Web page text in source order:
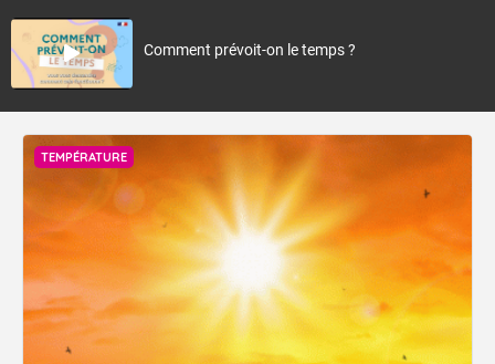
Comment prévoit-on le temps ?
TEMPÉRATURE